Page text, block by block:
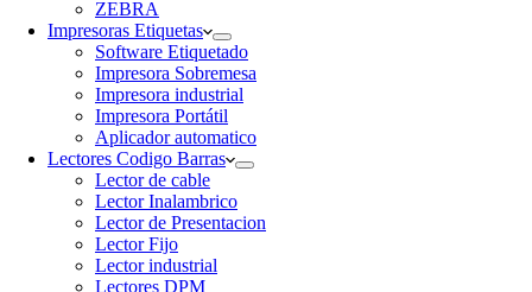
ZEBRA
Impresoras Etiquetas
Software Etiquetado
Impresora Sobremesa
Impresora industrial
Impresora Portátil
Aplicador automatico
Lectores Codigo Barras
Lector de cable
Lector Inalambrico
Lector de Presentacion
Lector Fijo
Lector industrial
Lectores DPM